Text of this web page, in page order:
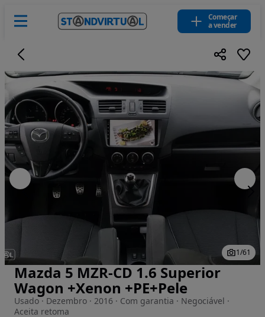
Começar
a vender
Imagem 1 de 61
1/61
Mazda 5 MZR-CD 1.6 Superior
Wagon +Xenon +PE+Pele
Usado · Dezembro · 2016 · Com garantia · Negociável ·
Aceita retoma